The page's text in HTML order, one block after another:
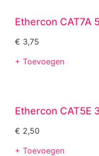
Ethercon CAT7A
€ 3,75
+ Toevoegen
Ethercon CAT5E
€ 2,50
+ Toevoegen